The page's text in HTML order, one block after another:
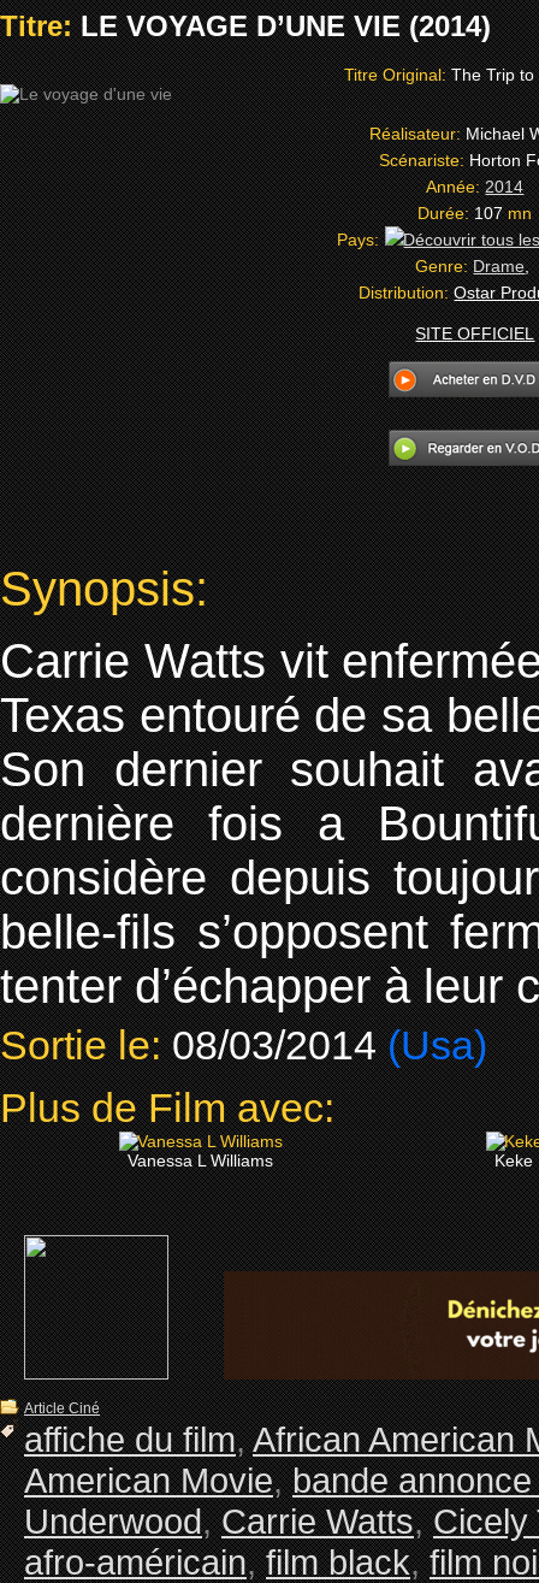
Titre:LE VOYAGE D’UNE VIE (2014)
Titre Original:The Trip to
Réalisateur:Michael
Scénariste:Horton
Année:2014
Durée:107mn
Pays:
Genre:Drame,
Distribution:Ostar
SITE OFFICIEL
Synopsis:
Carrie Watts vit
Texas entouré de sa
Son dernier souhait
dernière fois a
considère depuis
belle-fils s’opposent
tenter d’échapper à leur
Sortie le: 08/03/2014 (Usa)
Plus de Film avec:
Vanessa L Williams Keke
Article Ciné
affiche du film,African American
American Movie,bande
Underwood,Carrie Watts,Cicely
afro-américain,film black,film